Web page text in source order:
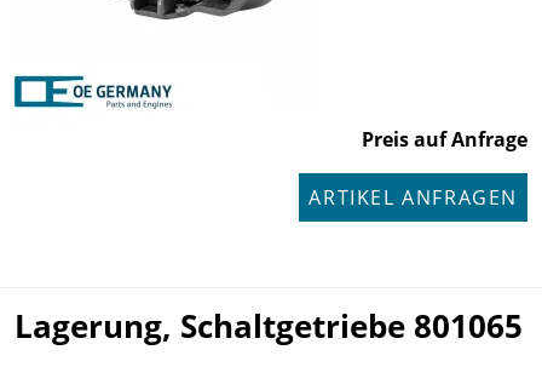
Preis auf Anfrage
ARTIKEL ANFRAGEN
Lagerung, Schaltgetriebe 801065